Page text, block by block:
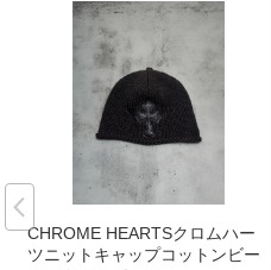
CHROME HEARTSクロムハー
ツニットキャップコットンビー